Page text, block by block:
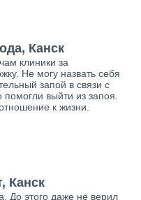
Канск
клиники за
Не могу назвать себя
запой в связи с
выйти из запоя.
к жизни.
Канск
До этого даже не верил